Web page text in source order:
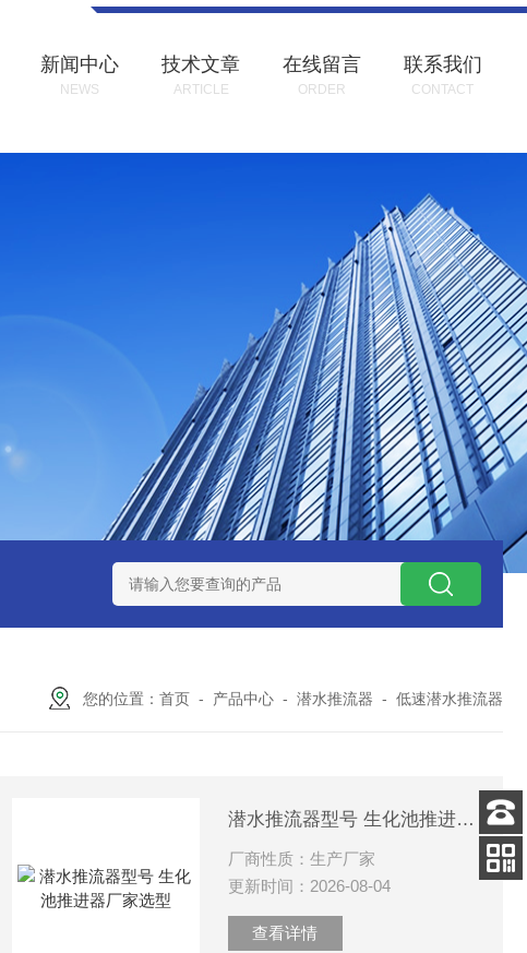
新闻中心
NEWS
技术文章
ARTICLE
在线留言
ORDER
联系我们
CONTACT
周边传动半桥式刮泥机选型 周边传动半桥式刮泥机
您的位置： 首页 - 产品中心 - 潜水推流器 - 低速潜水推流器
潜水推流器型号 生化池推进器厂家选型
厂商性质：生产厂家
更新时间：2026-08-04
查看详情
客服
电话